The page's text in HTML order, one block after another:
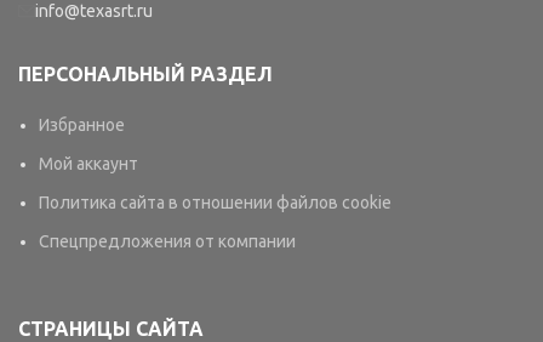
info@texasrt.ru
ПЕРСОНАЛЬНЫЙ РАЗДЕЛ
Избранное
Мой аккаунт
Политика сайта в отношении файлов cookie
Спецпредложения от компании
СТРАНИЦЫ САЙТА